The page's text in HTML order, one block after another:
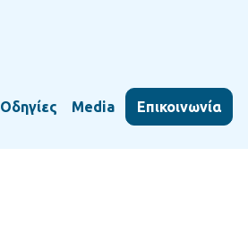
Οδηγίες Media Επικοινωνία